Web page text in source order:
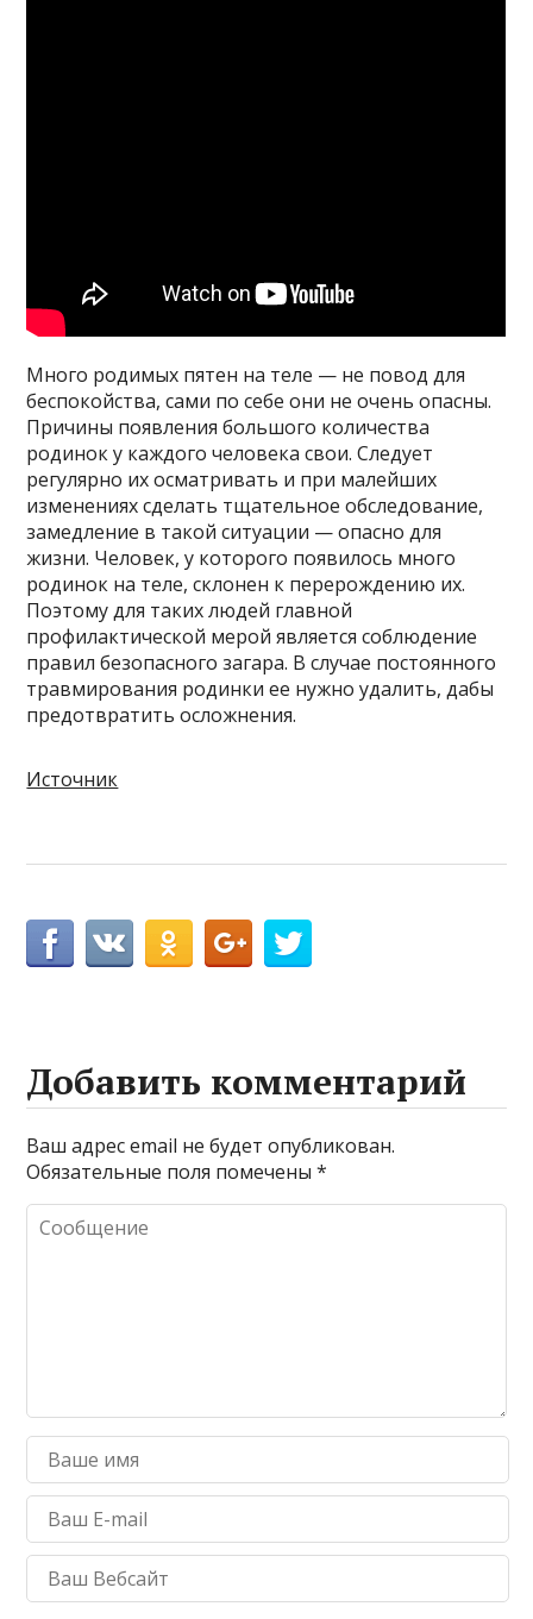
Много родимых пятен на теле — не повод для
беспокойства, сами по себе они не очень опасны.
Причины появления большого количества
родинок у каждого человека свои. Следует
регулярно их осматривать и при малейших
изменениях сделать тщательное обследование,
замедление в такой ситуации — опасно для
жизни. Человек, у которого появилось много
родинок на теле, склонен к перерождению их.
Поэтому для таких людей главной
профилактической мерой является соблюдение
правил безопасного загара. В случае постоянного
травмирования родинки ее нужно удалить, дабы
предотвратить осложнения.
Источник
Добавить комментарий
Ваш адрес email не будет опубликован.
Обязательные поля помечены*